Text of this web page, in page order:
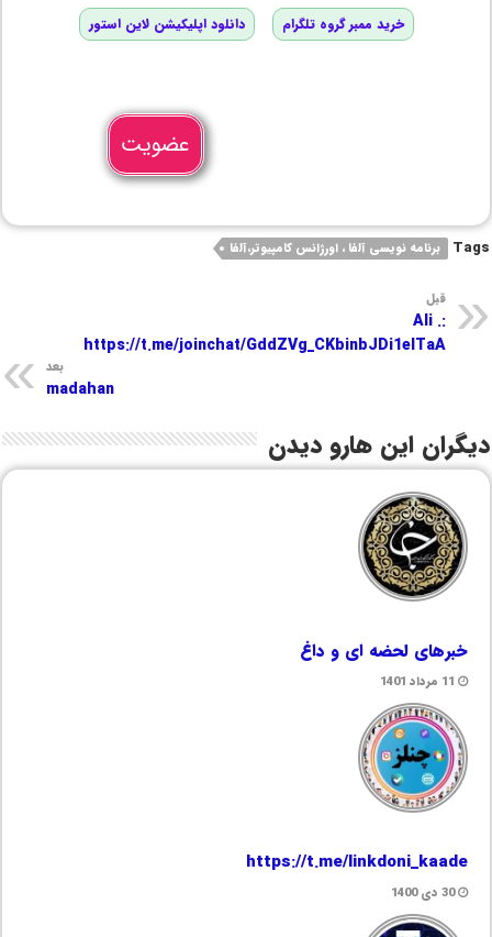
خرید ممبر گروه تلگرام دانلود اپلیکیشن لاین استور
عضویت
Tags برنامه نویسی آلفا ، اورژانس کامپیوتر،آلفا
قبل
Ali .:
https://t.me/joinchat/GddZVg_CKbinbJDi1eITaA
بعد
madahan
دیگران این هارو دیدن
خبرهای لحضه ای و داغ
11 مرداد 1401
https://t.me/linkdoni_kaade
30 دی 1400